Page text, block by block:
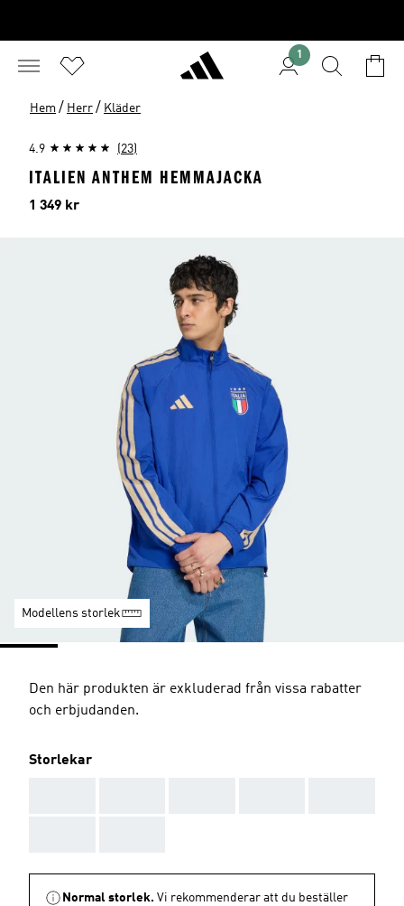
1
Hem / Herr / Kläder
4.9 (23)
ITALIEN ANTHEM HEMMAJACKA
Pris
1 349 kr
Modellens storlek
Den här produkten är exkluderad från vissa rabatter
och erbjudanden.
Storlekar
Normal storlek. Vi rekommenderar att du beställer